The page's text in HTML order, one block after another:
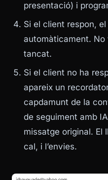
presentació) i
Si el client respon,
automàticament. No
tancat.
Si el client no ha
apareix un
capdamunt de la
de seguiment amb
missatge original. El
cal, i l’envies.